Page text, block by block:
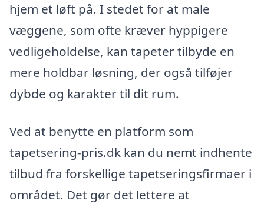
hjem et løft på. I stedet for at male
væggene, som ofte kræver hyppigere
vedligeholdelse, kan tapeter tilbyde en
mere holdbar løsning, der også tilføjer
dybde og karakter til dit rum.
Ved at benytte en platform som
tapetsering-pris.dk kan du nemt indhente
tilbud fra forskellige tapetseringsfirmaer i
området. Det gør det lettere at